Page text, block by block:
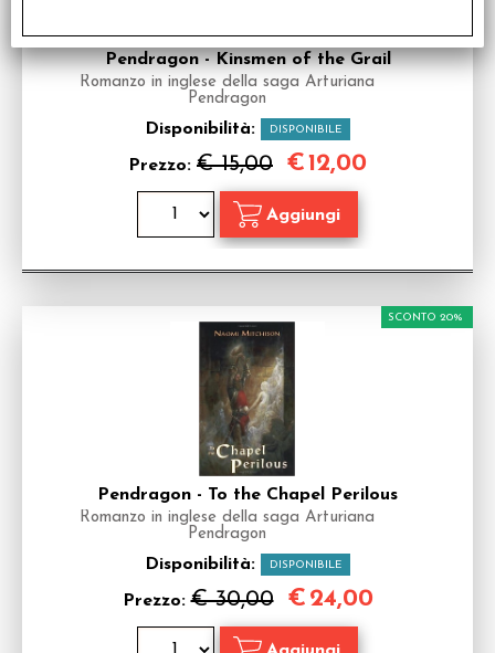
Pendragon - Kinsmen of the Grail
Romanzo in inglese della saga Arturiana
Pendragon
Disponibilità: DISPONIBILE
Prezzo: € 15,00 €12,00
Pendragon - To the Chapel Perilous
Romanzo in inglese della saga Arturiana
Pendragon
Disponibilità: DISPONIBILE
Prezzo:€ 30,00
SCONTO 20%
€ 24,00